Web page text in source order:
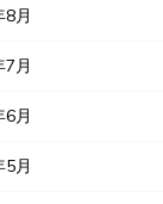
月
月
月
月